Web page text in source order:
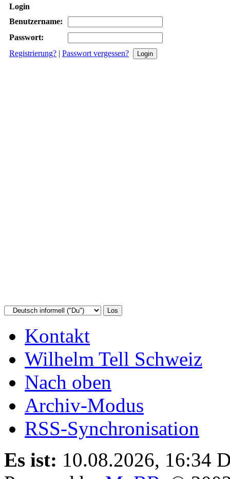
Login
Benutzername:
Passwort:
Registrierung? | Passwort vergessen?
Kontakt
Wilhelm Tell Schweiz
Nach oben
Archiv-Modus
RSS-Synchronisation
Es ist: 10.08.2026, 16:34